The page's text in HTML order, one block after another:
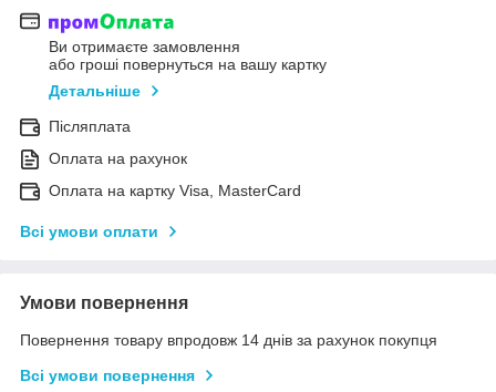
Ви отримаєте замовлення
або гроші повернуться на вашу картку
Детальніше
Післяплата
Оплата на рахунок
Оплата на картку Visa, MasterCard
Всі умови оплати
Умови повернення
Повернення товару впродовж 14 днів за рахунок покупця
Всі умови повернення